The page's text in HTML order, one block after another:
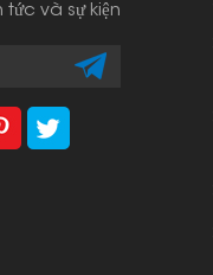
tức và sự kiện